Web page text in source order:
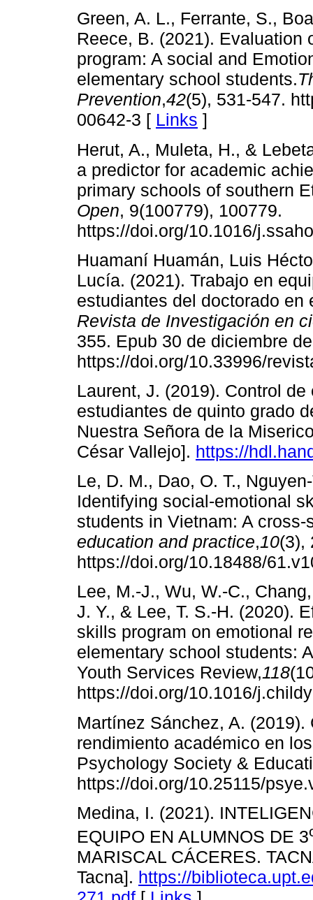
Green, A. L., Ferrante, S.,
Reece, B. (2021). Evaluation
program: A social and
elementary school students.
Prevention,42(5), 531-547.
00642-3 [ Links ]
Herut, A., Muleta, H., &
a predictor for academic
primary schools of southern
Open, 9(100779), 100779.
https://doi.org/10.1016/
Huamaní Huamán, Luis
Lucía. (2021). Trabajo en
estudiantes del doctorado en
Revista de Investigación en
355. Epub 30 de diciembre
https://doi.org/10.33996/
Laurent, J. (2019). Control
estudiantes de quinto grado
Nuestra Señora de la
César Vallejo]. https://
Le, D. M., Dao, O. T.,
Identifying social-emotional
students in Vietnam: A cross-
education and practice,10(3),
https://doi.org/10.18488/
Lee, M.-J., Wu, W.-C.,
J. Y., & Lee, T. S.-H. (2020).
skills program on emotional
elementary school students:
Youth Services Review,118
https://doi.org/10.1016/
Martínez Sánchez, A.
rendimiento académico en
Psychology Society &
https://doi.org/10.25115/
Medina, I. (2021).
EQUIPO EN ALUMNOS DE 3
MARISCAL CÁCERES.
Tacna]. https://